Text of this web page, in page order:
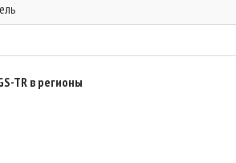
TR в регионы